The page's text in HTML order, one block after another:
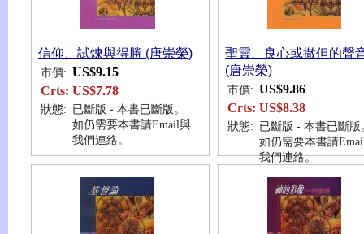
信仰、試煉與得勝 (唐崇榮)
市價: US$9.15
Crts: US$7.78
狀態: 已斷版 - 本書已斷版。
如仍需要本書請Email與
我們連絡。
聖靈、良心或撒但的聲
(唐崇榮)
市價: US$9.86
Crts: US$8.38
狀態: 已斷版 - 本書已斷版
如仍需要本書請
我們連絡。